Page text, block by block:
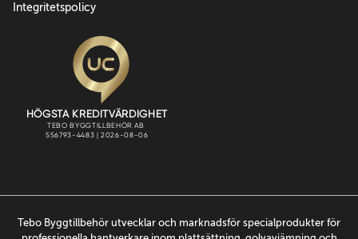
Integritetspolicy
Tebo Byggtillbehör utvecklar och marknadsför specialprodukter för